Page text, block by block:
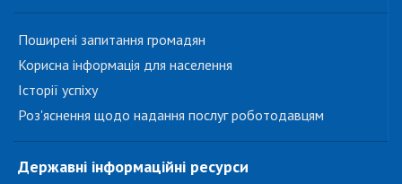
Поширені запитання громадян
Корисна інформація для населення
Історії успіху
Роз'яснення щодо надання послуг роботодавцям
Державні інформаційні ресурси